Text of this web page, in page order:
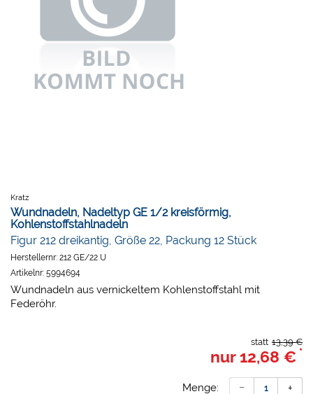
Kratz
Wundnadeln, Nadeltyp GE 1/2 kreisförmig,
Kohlenstoffstahlnadeln
Figur 212 dreikantig, Größe 22, Packung 12 Stück
Herstellernr: 212 GE/22 U
Artikelnr: 5994694
Wundnadeln aus vernickeltem Kohlenstoffstahl mit
Federöhr.
13,39 €
statt
nur 12,68 € *
Menge: